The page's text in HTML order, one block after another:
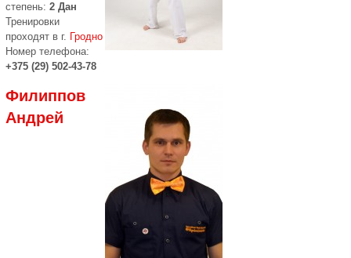
степень:2 Дан
Тренировки
проходят в г. Гродно
Номер телефона:
+375 (29) 502-43-78
Филиппов
Андрей